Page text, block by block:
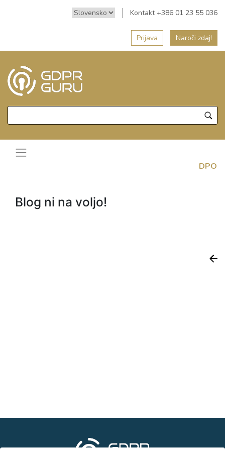
Kontakt +386 01 23 55 036
Prijava Naroči zdaj!
DPO
Blog ni na voljo!